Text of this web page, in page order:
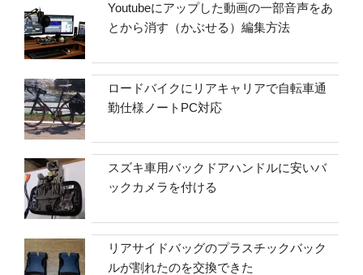
Youtubeにアップした動画の一部音声をあ
とから消す（かぶせる）編集方法
ロードバイクにリアキャリアで自転車通
勤仕様ノートPC対応
スズキ車用バックドアハンドルに安いバ
ックカメラを付ける
リアサイドバッグのプラスチックバック
ルが割れたのを交換できた